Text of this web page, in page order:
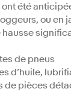
été
ou en
hausse
de pneus
d’huile,
de pièces